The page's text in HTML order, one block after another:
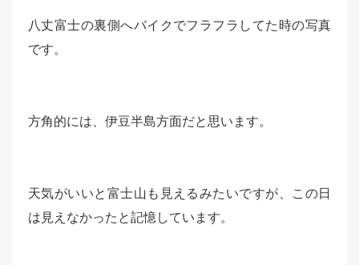
八丈富士の裏側へバイクでフラフラしてた時の写真
です。
方角的には、伊豆半島方面だと思います。
天気がいいと富士山も見えるみたいですが、この日
は見えなかったと記憶しています。